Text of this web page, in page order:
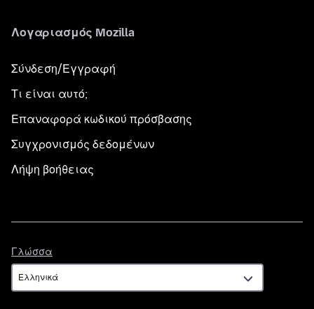
Λογαριασμός Mozilla
Σύνδεση/Εγγραφή
Τι είναι αυτό;
Επαναφορά κωδικού πρόσβασης
Συγχρονισμός δεδομένων
Λήψη βοήθειας
Γλώσσα